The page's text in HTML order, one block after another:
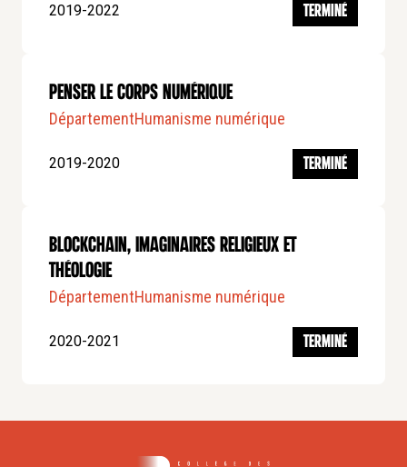
2019-2022 TERMINÉ
Penser le corps numérique
DépartementHumanisme numérique
2019-2020 TERMINÉ
Blockchain, imaginaires religieux et
théologie
DépartementHumanisme numérique
2020-2021 TERMINÉ